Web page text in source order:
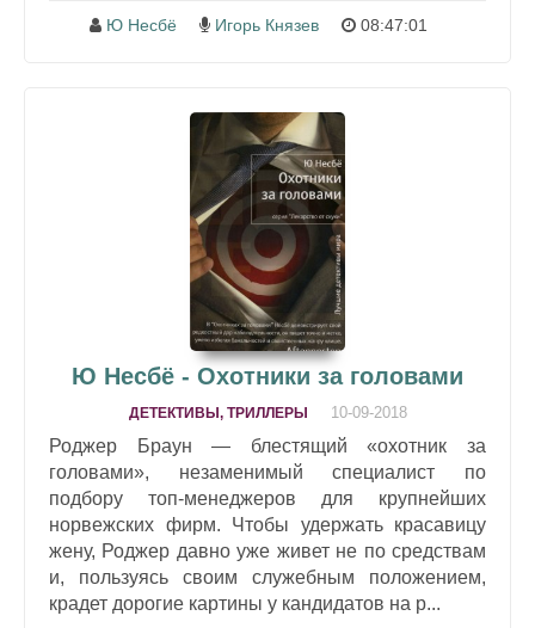
Ю Несбё Игорь Князев 08:47:01
Ю Несбё - Охотники за головами
ДЕТЕКТИВЫ, ТРИЛЛЕРЫ 10-09-2018
Роджер Браун — блестящий «охотник за
головами», незаменимый специалист по
подбору топ-менеджеров для крупнейших
норвежских фирм. Чтобы удержать красавицу
жену, Роджер давно уже живет не по средствам
и, пользуясь своим служебным положением,
крадет дорогие картины у кандидатов на р...